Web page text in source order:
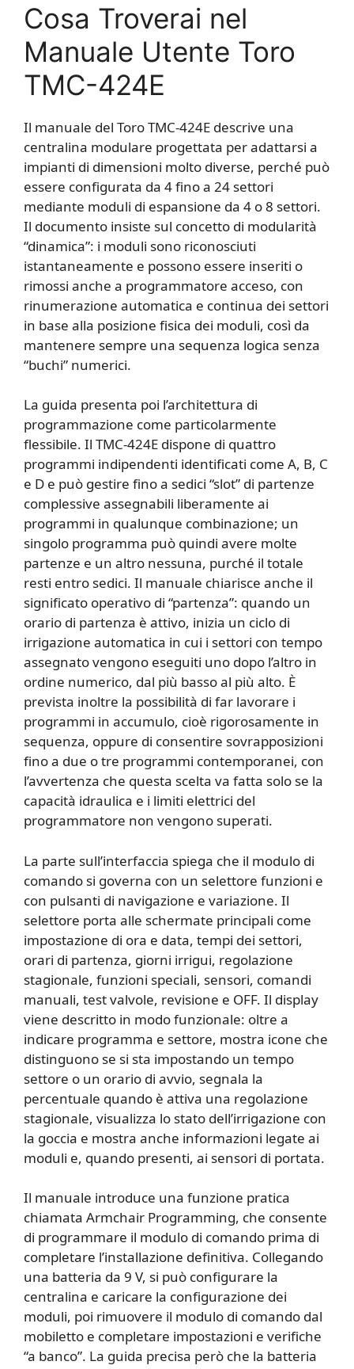
Cosa Troverai nel
Manuale Utente Toro
TMC-424E
Il manuale del Toro TMC-424E descrive una
centralina modulare progettata per adattarsi a
impianti di dimensioni molto diverse, perché può
essere configurata da 4 fino a 24 settori
mediante moduli di espansione da 4 o 8 settori.
Il documento insiste sul concetto di modularità
“dinamica”: i moduli sono riconosciuti
istantaneamente e possono essere inseriti o
rimossi anche a programmatore acceso, con
rinumerazione automatica e continua dei settori
in base alla posizione fisica dei moduli, così da
mantenere sempre una sequenza logica senza
“buchi” numerici.
La guida presenta poi l’architettura di
programmazione come particolarmente
flessibile. Il TMC-424E dispone di quattro
programmi indipendenti identificati come A, B, C
e D e può gestire fino a sedici “slot” di partenze
complessive assegnabili liberamente ai
programmi in qualunque combinazione; un
singolo programma può quindi avere molte
partenze e un altro nessuna, purché il totale
resti entro sedici. Il manuale chiarisce anche il
significato operativo di “partenza”: quando un
orario di partenza è attivo, inizia un ciclo di
irrigazione automatica in cui i settori con tempo
assegnato vengono eseguiti uno dopo l’altro in
ordine numerico, dal più basso al più alto. È
prevista inoltre la possibilità di far lavorare i
programmi in accumulo, cioè rigorosamente in
sequenza, oppure di consentire sovrapposizioni
fino a due o tre programmi contemporanei, con
l’avvertenza che questa scelta va fatta solo se la
capacità idraulica e i limiti elettrici del
programmatore non vengono superati.
La parte sull’interfaccia spiega che il modulo di
comando si governa con un selettore funzioni e
con pulsanti di navigazione e variazione. Il
selettore porta alle schermate principali come
impostazione di ora e data, tempi dei settori,
orari di partenza, giorni irrigui, regolazione
stagionale, funzioni speciali, sensori, comandi
manuali, test valvole, revisione e OFF. Il display
viene descritto in modo funzionale: oltre a
indicare programma e settore, mostra icone che
distinguono se si sta impostando un tempo
settore o un orario di avvio, segnala la
percentuale quando è attiva una regolazione
stagionale, visualizza lo stato dell’irrigazione con
la goccia e mostra anche informazioni legate ai
moduli e, quando presenti, ai sensori di portata.
Il manuale introduce una funzione pratica
chiamata Armchair Programming, che consente
di programmare il modulo di comando prima di
completare l’installazione definitiva. Collegando
una batteria da 9 V, si può configurare la
centralina e caricare la configurazione dei
moduli, poi rimuovere il modulo di comando dal
mobiletto e completare impostazioni e verifiche
“a banco”. La guida precisa però che la batteria